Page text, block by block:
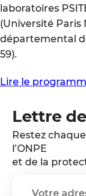
laboratoires
(Université Paris
départemental
59).
Lire le
Lettre
Restez
l’ONPE
et de la